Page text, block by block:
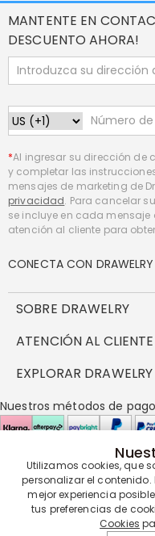
MANTENTE EN
DESCUENTO AHORA!
*Al ingresar su dirección de
y completar las
mensajes de marketing de
privacidad. Para cancelar
se incluye en cada
atención al cliente para
CONECTA CON DRAWELRY
SOBRE DRAWELRY
Sobre nosotros
política de privacidad
Preguntas frecuentes
ATENCIÓN AL CLIENTE
Envío y entrega
Devolución en 60 días
Cómo cuidar
EXPLORAR DRAWELRY
Drawelry Prime
Programa de
Nuestros métodos de pago
Nuestros socios de
Nuestra garantía de
Utilizamos cookies, que
personalizar el contenido.
mejor experiencia
tus preferencias de
Cookies